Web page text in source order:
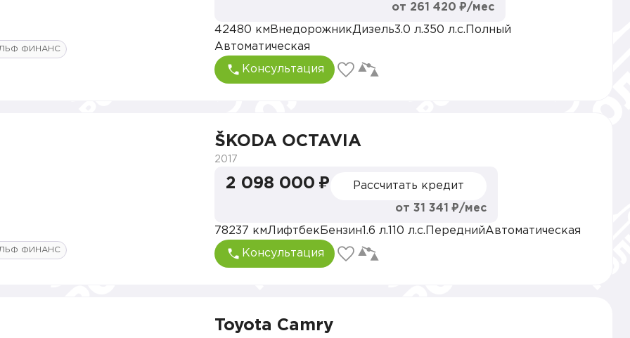
ФИНАНС
от 261 420 ₽/мес
42480 км ВнедорожникДизель3.0 л.350 л.с. Полный
Автоматическая
Консультация
ФИНАНС
ŠKODA OCTAVIA
2017
2 098 000 ₽ Рассчитать кредит
от 31 341 ₽/мес
78237 кмЛифтбек Бензин 1.6 л. 110 л.с. ПереднийАвтоматическая
Консультация
Toyota Camry